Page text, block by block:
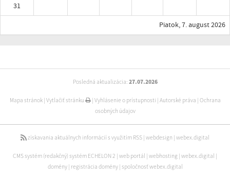
31
Piatok, 7. august 2026
Posledná aktualizácia: 27.07.2026
Mapa stránok| Vytlačiť stránku | Vyhlásenie o prístupnosti Autorské práva Ochrana
osobných údajov
získavania aktuálnych informácií s využitím RSS webdesign webex.digital
CMS systém (redakčný) systém ECHELON 2 web portál webhosting webex.digital
domény| registrácia domény| spoločnosť webex.digital